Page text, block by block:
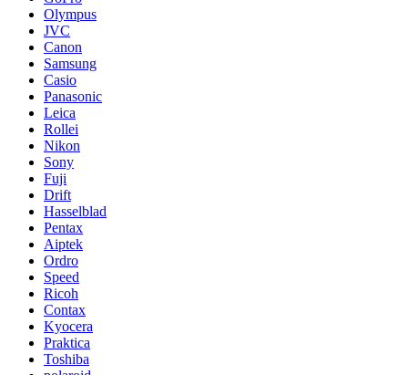
Olympus
JVC
Canon
Samsung
Casio
Panasonic
Leica
Rollei
Nikon
Sony
Fuji
Drift
Hasselblad
Pentax
Aiptek
Ordro
Speed
Ricoh
Contax
Kyocera
Praktica
Toshiba